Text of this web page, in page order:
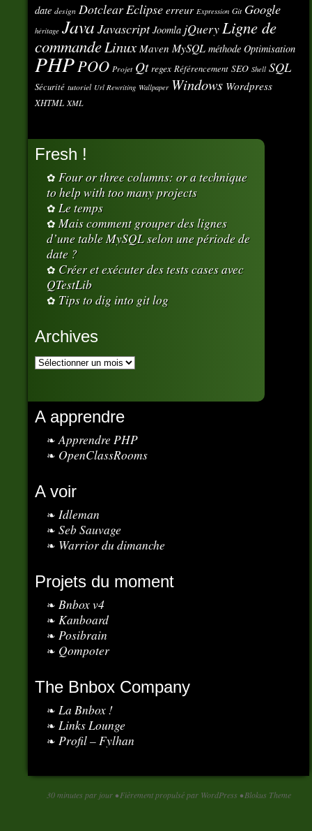
date design DotclearEclipse erreur Expression Git Google
héritage Java Javascript Joomla jQueryLigne de
commandeLinux Maven MySQL méthode Optimisation
PHPPOO Projet Qt regex Référencement SEO Shell SQL
Sécurité tutoriel Url Rewriting Wallpaper Windows Wordpress
XHTML XML
Fresh !
Four or three columns: or a technique
to help with too many projects
Le temps
Mais comment grouper des lignes
d’une table MySQL selon une période de
date ?
Créer et exécuter des tests cases avec
QTestLib
Tips to dig into git log
Archives
A apprendre
Apprendre PHP
OpenClassRooms
A voir
Idleman
Seb Sauvage
Warrior du dimanche
Projets du moment
Bnbox v4
Kanboard
Posibrain
Qompoter
The Bnbox Company
La Bnbox !
Links Lounge
Profil – Fylhan
30 minutes par jour •Fièrement propulsé par WordPress •Blokus Theme